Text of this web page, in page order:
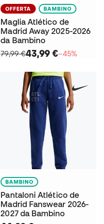
OFFERTA BAMBINO
Maglia Atlético de
Madrid Away 2025-2026
da Bambino
79,99 €43,99 €−45%
BAMBINO
Pantaloni Atlético de
Madrid Fanswear 2026-
2027 da Bambino